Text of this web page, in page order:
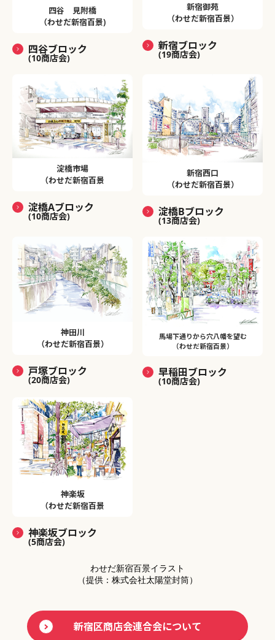
四谷 見附橋
（わせだ新宿百景)
四谷ブロック
(10商店会)
新宿御苑
（わせだ新宿百景）
新宿ブロック
(19商店会)
淀橋市場
（わせだ新宿百景
淀橋Aブロック
(10商店会)
新宿西口
（わせだ新宿百景）
淀橋Bブロック
(13商店会)
神田川
（わせだ新宿百景）
戸塚ブロック
(20商店会)
馬場下通りから穴八幡を望む
（わせだ新宿百景）
早稲田ブロック
(10商店会)
神楽坂
（わせだ新宿百景
神楽坂ブロック
(5商店会)
わせだ新宿百景イラスト
（提供：株式会社太陽堂封筒）
新宿区商店会連合会について